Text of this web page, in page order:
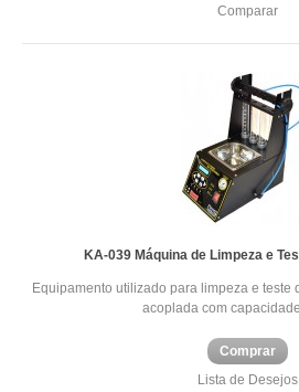
Comparar
KA-039 Máquina de Limpeza e
Equipamento utilizado para limpeza e teste
acoplada com
Comprar
Lista de Desejos